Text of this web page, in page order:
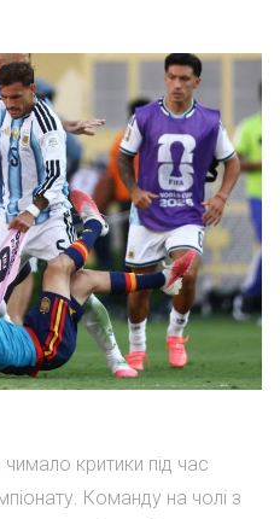
критики під час
Команду на чолі з